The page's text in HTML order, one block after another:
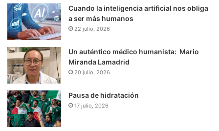
Cuando la inteligencia artificial nos obliga
a ser más humanos
22 julio, 2026
Un auténtico médico humanista: Mario
Miranda Lamadrid
20 julio, 2026
Pausa de hidratación
17 julio, 2026